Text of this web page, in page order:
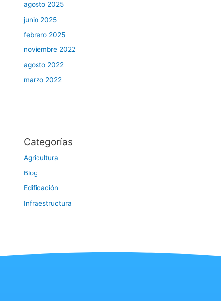
agosto 2025
junio 2025
febrero 2025
noviembre 2022
agosto 2022
marzo 2022
Categorías
Agricultura
Blog
Edificación
Infraestructura